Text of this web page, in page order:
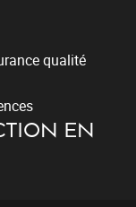
qualité
EN